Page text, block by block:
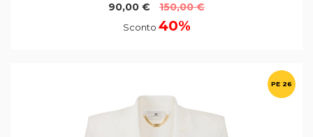
90,00 €
150,00 €
Sconto 40%
PE 26